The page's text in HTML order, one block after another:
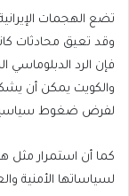
تضع الهجمات
وقد تعيق محادثات
فإن الرد الدبلوماسي
والكويت يمكن أن
لفرض ضغوط
كما أن استمرار مثل
لسياساتها الأمنية